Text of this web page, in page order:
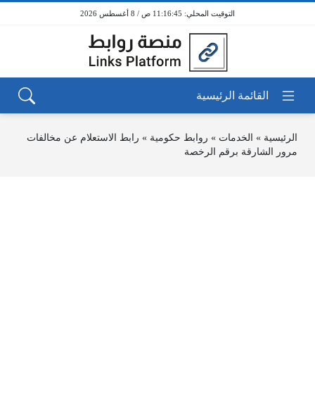
11:16:45 ص / 8 أغسطس 2026
الرئيسية » الخدمات » روابط حكومية » رابط الاستعلام عن مخالفات
مرور الشارقة برقم الرخصة